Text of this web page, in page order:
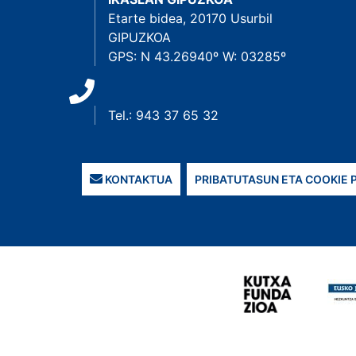
Etarte bidea, 20170 Usurbil
GIPUZKOA
GPS: N 43.26940º W: 03285º
Tel.: 943 37 65 32
KONTAKTUA PRIBATUTASUN ETA COOKIE